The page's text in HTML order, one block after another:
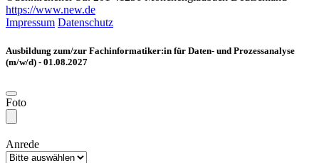
https://www.new.de
Impressum Datenschutz
Ausbildung zum/zur Fachinformatiker:in für Daten- und Prozessanalyse
(m/w/d) - 01.08.2027
Foto
Anrede